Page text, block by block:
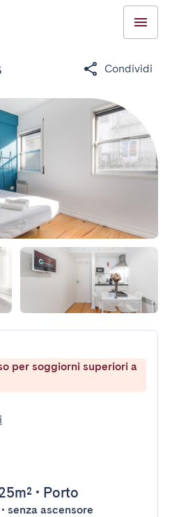
Condividi
per soggiorni superiori a
• Porto
senza ascensore